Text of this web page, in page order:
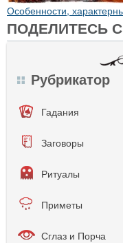
Особенности,
ПОДЕЛИТЕСЬ
Рубрикатор
Гадания
Заговоры
Ритуалы
Приметы
Сглаз и Порча